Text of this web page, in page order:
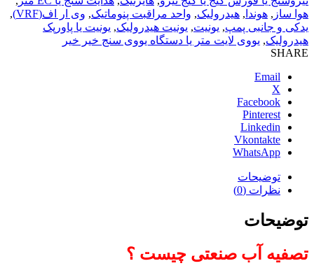
هوا ساز , هوندا , هیدرولیک, واحد مراقبت پنوماتیک, وی ار اف(VRF)
,
یدکی و جانبی پمپ, یونیت, یونیت هیدرولیک, یونیت یا پاورپک
هیدرولیک, یووی لایت متر یا دستگاه یووی سنج خیر خیر
SHARE
Email
X
Facebook
Pinterest
Linkedin
Vkontakte
WhatsApp
توضیحات
نظرات (0)
توضیحات
تصفیه آب صنعتی چیست ؟